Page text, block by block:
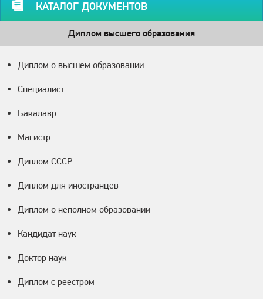
КАТАЛОГ ДОКУМЕНТОВ
Диплом высшего образования
Диплом о высшем образовании
Специалист
Бакалавр
Магистр
Диплом СССР
Диплом для иностранцев
Диплом о неполном образовании
Кандидат наук
Доктор наук
Диплом с реестром